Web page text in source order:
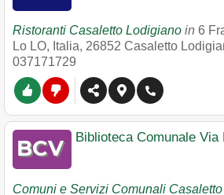
Ristoranti Casaletto Lodigiano in 6
Lo LO, Italia, 26852 Casaletto
037171729
Biblioteca Comunale Via
Comuni e Servizi Comunali